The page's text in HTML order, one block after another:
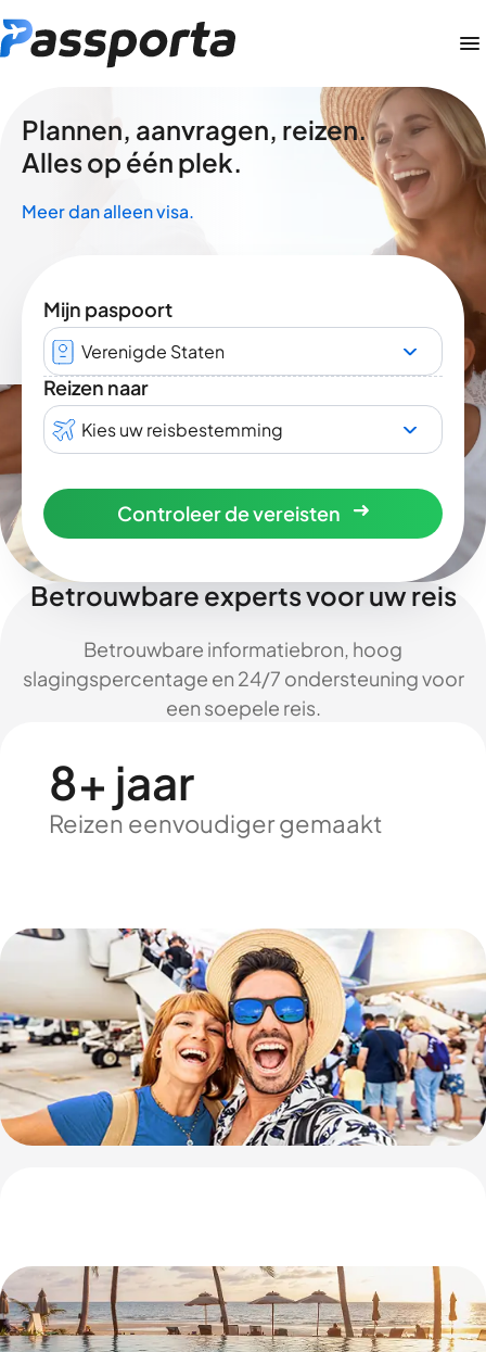
Plannen, aanvragen, reizen.
Alles op één plek.
Meer dan alleen visa.
Mijn paspoort
Verenigde Staten
Reizen naar
Kies uw reisbestemming
Controleer de vereisten
Betrouwbare experts voor uw reis
Betrouwbare informatiebron, hoog
slagingspercentage en 24/7 ondersteuning voor
een soepele reis.
8+ jaar
Reizen eenvoudiger gemaakt